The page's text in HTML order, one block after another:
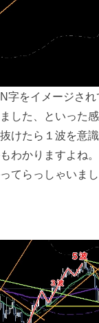
字をイメージさ
した、といった
けたら１波を意
わかりますよね
てらっしゃいまし